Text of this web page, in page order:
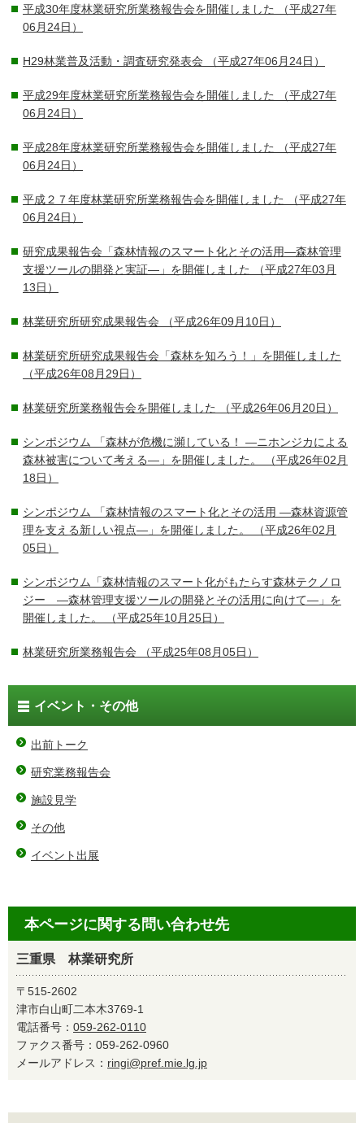
平成30年度林業研究所業務報告会を開催しました
（平成27年
06月24日）
H29林業普及活動・調査研究発表会 （平成27年06月24日）
平成29年度林業研究所業務報告会を開催しました
（平成27年
06月24日）
平成28年度林業研究所業務報告会を開催しました
（平成27年
06月24日）
平成２７年度林業研究所業務報告会を開催しました
（平成27年
06月24日）
研究成果報告会「森林情報のスマート化とその活用―森林管理
支援ツールの開発と実証―」を開催しました
（平成27年03月
13日）
林業研究所研究成果報告会 （平成26年09月10日）
林業研究所研究成果報告会「森林を知ろう！」を開催しました
（平成26年08月29日）
林業研究所業務報告会を開催しました （平成26年06月20日）
シンポジウム 「森林が危機に瀕している！ ―ニホンジカによる
森林被害について考える―」を開催しました。
（平成26年02月
18日）
シンポジウム 「森林情報のスマート化とその活用 ―森林資源管
理を支える新しい視点―」を開催しました。
（平成26年02月
05日）
シンポジウム「森林情報のスマート化がもたらす森林テクノロ
ジー ―森林管理支援ツールの開発とその活用に向けて―」を
開催しました。
（平成25年10月25日）
林業研究所業務報告会 （平成25年08月05日）
イベント・その他
出前トーク
研究業務報告会
施設見学
その他
イベント出展
本ページに関する問い合わせ先
三重県 林業研究所
〒515-2602
津市白山町二本木3769-1
電話番号： 059-262-0110
ファクス番号：059-262-0960
メールアドレス： ringi@pref.mie.lg.jp